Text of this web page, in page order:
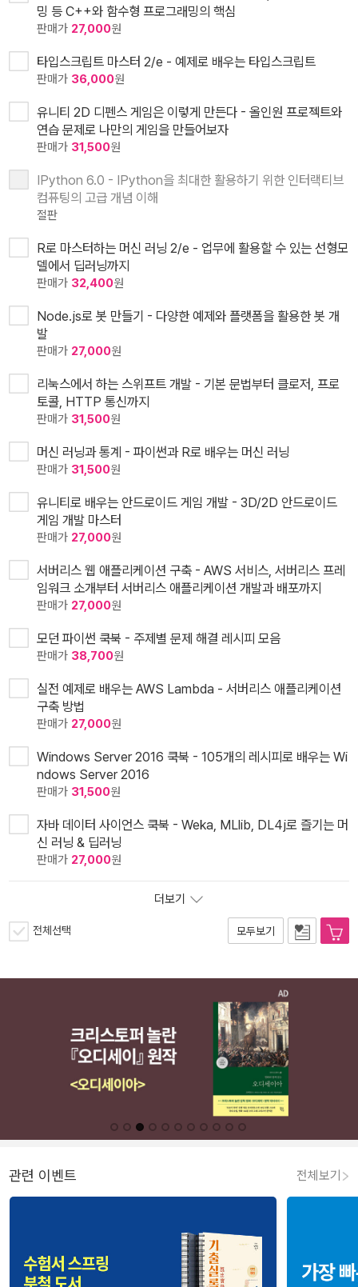
밍 등 C++와 함수형 프로그래밍의 핵심
판매가 27,000원
타입스크립트 마스터 2/e - 예제로 배우는 타입스크립트
판매가 36,000원
유니티 2D 디펜스 게임은 이렇게 만든다 - 올인원 프로젝트와
연습 문제로 나만의 게임을 만들어보자
판매가 31,500원
IPython 6.0 - IPython을 최대한 활용하기 위한 인터랙티브
컴퓨팅의 고급 개념 이해
절판
R로 마스터하는 머신 러닝 2/e - 업무에 활용할 수 있는 선형모
델에서 딥러닝까지
판매가 32,400원
Node.js로 봇 만들기 - 다양한 예제와 플랫폼을 활용한 봇 개
발
판매가 27,000원
리눅스에서 하는 스위프트 개발 - 기본 문법부터 클로저, 프로
토콜, HTTP 통신까지
판매가 31,500원
머신 러닝과 통계 - 파이썬과 R로 배우는 머신 러닝
판매가 31,500원
유니티로 배우는 안드로이드 게임 개발 - 3D/2D 안드로이드
게임 개발 마스터
판매가 27,000원
서버리스 웹 애플리케이션 구축 - AWS 서비스, 서버리스 프레
임워크 소개부터 서버리스 애플리케이션 개발과 배포까지
판매가 27,000원
모던 파이썬 쿡북 - 주제별 문제 해결 레시피 모음
판매가 38,700원
실전 예제로 배우는 AWS Lambda - 서버리스 애플리케이션
구축 방법
판매가 27,000원
Windows Server 2016 쿡북 - 105개의 레시피로 배우는 Wi
ndows Server 2016
판매가 31,500원
자바 데이터 사이언스 쿡북 - Weka, MLlib, DL4j로 즐기는 머
신 러닝 & 딥러닝
판매가 27,000원
더보기
전체선택 모두보기
관련 이벤트 전체보기